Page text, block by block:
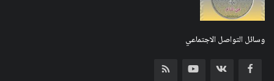
وسائل التواصل الاجتماعي